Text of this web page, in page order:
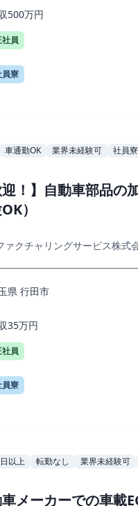
500万円
員
員寮
車通勤OK 業界未経験可 社員
迎！】自動車部品
）
ァクチャリングサービス株式
県 行田市
35万円
員
員寮
以上 転勤なし 業界未経験可
メーカーでの車載